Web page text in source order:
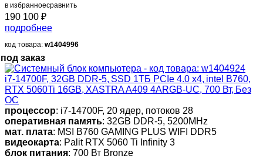
в избранноесравнить
190 100 ₽
подробнее
код товара: w1404996
под заказ
i7-14700F, 32GB DDR-5, SSD 1ТБ PCIe 4.0 x4, intel B760,
RTX 5060Ti 16GB, XASTRA A409 4ARGB-UC, 700 Вт, Без
ОС
процессор: i7-14700F, 20 ядер, потоков 28
оперативная память: 32GB DDR-5, 5200MHz
мат. плата: MSI B760 GAMING PLUS WIFI DDR5
видеокарта: Palit RTX 5060 Ti Infinity 3
блок питания: 700 Вт Bronze